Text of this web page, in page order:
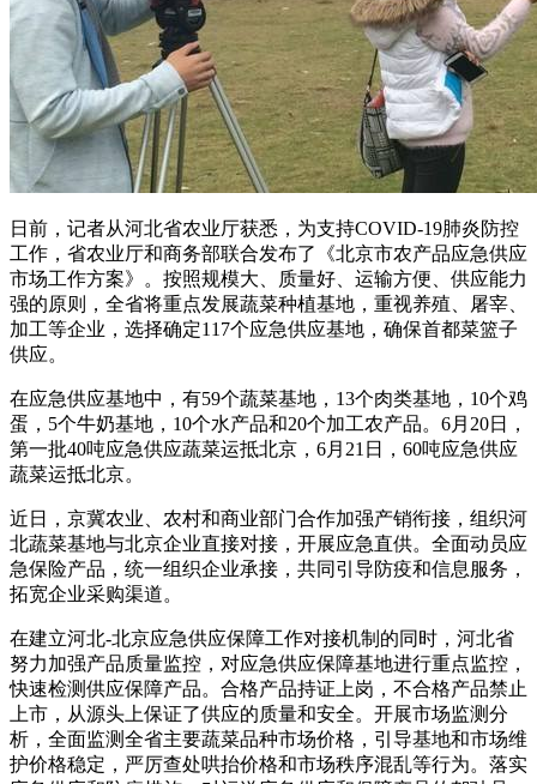
日前，记者从河北省农业厅获悉，为支持COVID-19肺炎防控
工作，省农业厅和商务部联合发布了《北京市农产品应急供应
市场工作方案》。按照规模大、质量好、运输方便、供应能力
强的原则，全省将重点发展蔬菜种植基地，重视养殖、屠宰、
加工等企业，选择确定117个应急供应基地，确保首都菜篮子
供应。
在应急供应基地中，有59个蔬菜基地，13个肉类基地，10个鸡
蛋，5个牛奶基地，10个水产品和20个加工农产品。6月20日，
第一批40吨应急供应蔬菜运抵北京，6月21日，60吨应急供应
蔬菜运抵北京。
近日，京冀农业、农村和商业部门合作加强产销衔接，组织河
北蔬菜基地与北京企业直接对接，开展应急直供。全面动员应
急保险产品，统一组织企业承接，共同引导防疫和信息服务，
拓宽企业采购渠道。
在建立河北-北京应急供应保障工作对接机制的同时，河北省
努力加强产品质量监控，对应急供应保障基地进行重点监控，
快速检测供应保障产品。合格产品持证上岗，不合格产品禁止
上市，从源头上保证了供应的质量和安全。开展市场监测分
析，全面监测全省主要蔬菜品种市场价格，引导基地和市场维
护价格稳定，严厉查处哄抬价格和市场秩序混乱等行为。落实